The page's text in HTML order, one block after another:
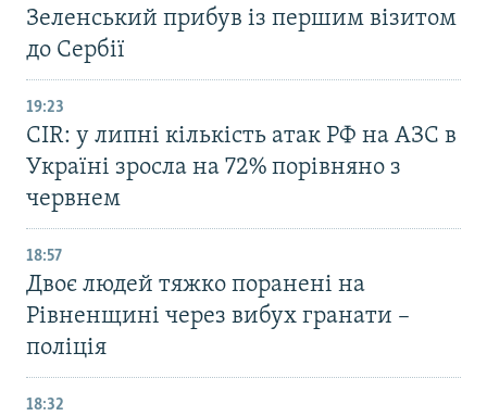
Зеленський прибув із першим візитом
до Сербії
19:23
CIR: у липні кількість атак РФ на АЗС в
Україні зросла на 72% порівняно з
червнем
18:57
Двоє людей тяжко поранені на
Рівненщині через вибух гранати –
поліція
18:32